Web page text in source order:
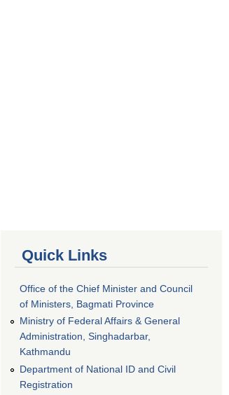
Quick Links
Office of the Chief Minister and Council
of Ministers, Bagmati Province
Ministry of Federal Affairs & General
Administration, Singhadarbar,
Kathmandu
Department of National ID and Civil
Registration